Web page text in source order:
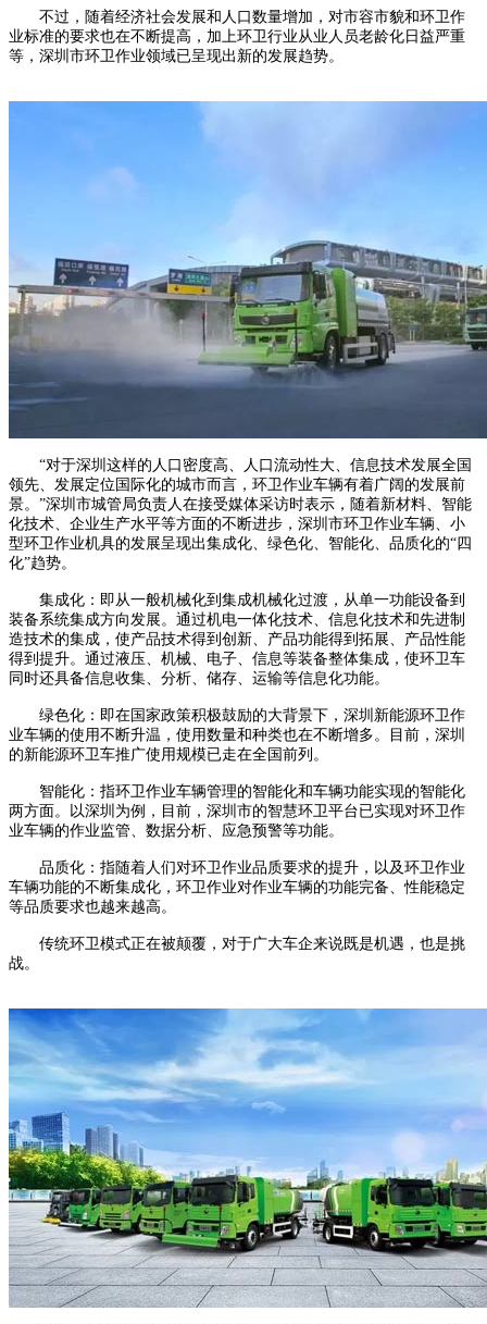
不过，随着经济社会发展和人口数量增加，对市容市貌和环卫作
业标准的要求也在不断提高，加上环卫行业从业人员老龄化日益严重
等，深圳市环卫作业领域已呈现出新的发展趋势。
“对于深圳这样的人口密度高、人口流动性大、信息技术发展全国
领先、发展定位国际化的城市而言，环卫作业车辆有着广阔的发展前
景。”深圳市城管局负责人在接受媒体采访时表示，随着新材料、智能
化技术、企业生产水平等方面的不断进步，深圳市环卫作业车辆、小
型环卫作业机具的发展呈现出集成化、绿色化、智能化、品质化的“四
化”趋势。
集成化：即从一般机械化到集成机械化过渡，从单一功能设备到
装备系统集成方向发展。通过机电一体化技术、信息化技术和先进制
造技术的集成，使产品技术得到创新、产品功能得到拓展、产品性能
得到提升。通过液压、机械、电子、信息等装备整体集成，使环卫车
同时还具备信息收集、分析、储存、运输等信息化功能。
绿色化：即在国家政策积极鼓励的大背景下，深圳新能源环卫作
业车辆的使用不断升温，使用数量和种类也在不断增多。目前，深圳
的新能源环卫车推广使用规模已走在全国前列。
智能化：指环卫作业车辆管理的智能化和车辆功能实现的智能化
两方面。以深圳为例，目前，深圳市的智慧环卫平台已实现对环卫作
业车辆的作业监管、数据分析、应急预警等功能。
品质化：指随着人们对环卫作业品质要求的提升，以及环卫作业
车辆功能的不断集成化，环卫作业对作业车辆的功能完备、性能稳定
等品质要求也越来越高。
传统环卫模式正在被颠覆，对于广大车企来说既是机遇，也是挑
战。